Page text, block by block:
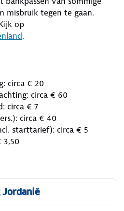
misbruik tegen te gaan.
op
.
circa € 20
circa € 60
circa € 7
circa € 40
starttarief): circa € 5
3,50